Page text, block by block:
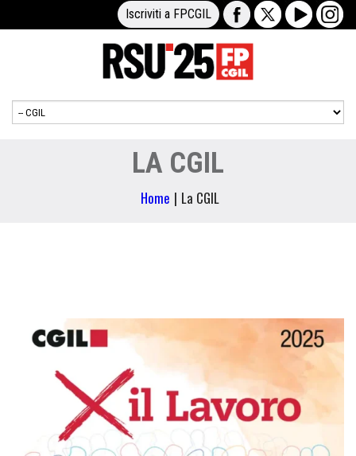
Iscriviti a FPCGIL
LA CGIL
Home | La CGIL